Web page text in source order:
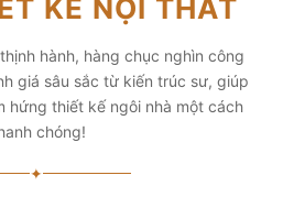
diện tích và thẩm mỹ
Xem chi tiết
KẾ NỘI THẤT
hành, hàng chục nghìn công
giá sâu sắc từ kiến trúc sư, giúp
hứng thiết kế ngôi nhà một cách
chóng!
✦